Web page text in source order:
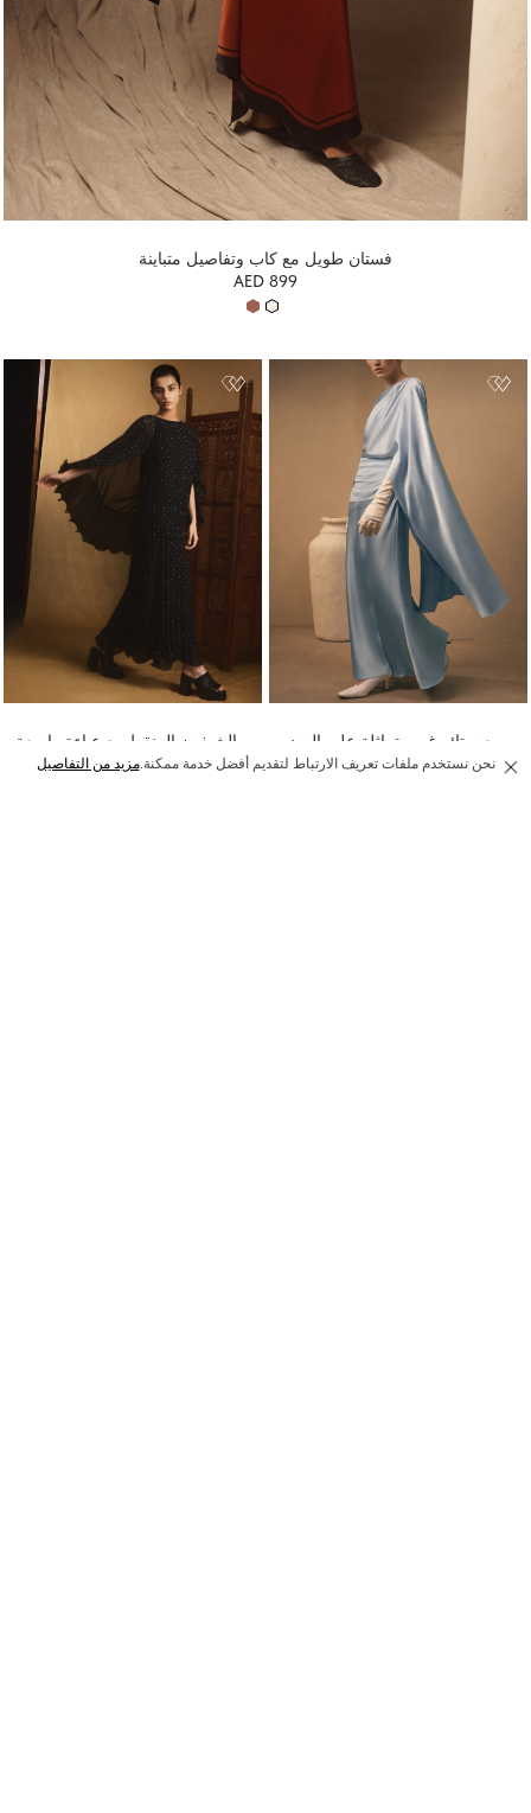
فستان طويل مع كاب وتفاصيل متباينة
AED 899
AED 799
AED 799 AED 599
نحن نستخدم ملفات تعريف الارتباط لتقديم أفضل خدمة ممكنة.مزيد من التفاصيل